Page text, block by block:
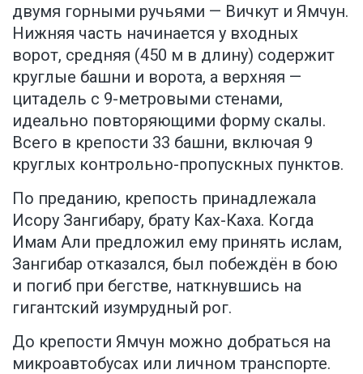
двумя горными ручьями — Вичкут и Ямчун.
Нижняя часть начинается у входных
ворот, средняя (450 м в длину) содержит
круглые башни и ворота, а верхняя —
цитадель с 9-метровыми стенами,
идеально повторяющими форму скалы.
Всего в крепости 33 башни, включая 9
круглых контрольно-пропускных пунктов.
По преданию, крепость принадлежала
Исору Зангибару, брату Ках-Каха. Когда
Имам Али предложил ему принять ислам,
Зангибар отказался, был побеждён в бою
и погиб при бегстве, наткнувшись на
гигантский изумрудный рог.
До крепости Ямчун можно добраться на
микроавтобусах или личном транспорте.